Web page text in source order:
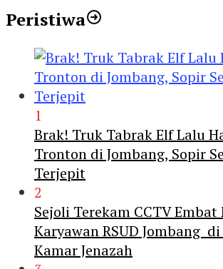
Peristiwa
1
Brak! Truk Tabrak Elf Lalu
Tronton di Jombang, Sopir
Terjepit
2
Sejoli Terekam CCTV
Karyawan RSUD Jombang
Kamar Jenazah